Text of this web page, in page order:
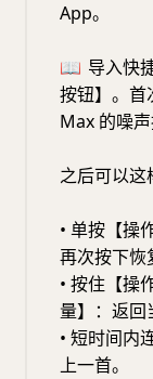
App。
📖 导入快
按钮】。首
Max 的噪声
之后可以这
• 单按【操
再次按下恢
• 按住【操
量】：返回
• 短时间内
上一首。